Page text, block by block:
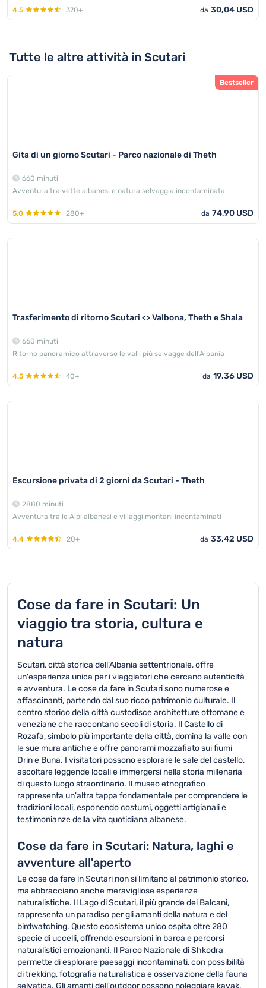
4.5 370+ da 30,04 USD
Tutte le altre attività in Scutari
Bestseller
Gita di un giorno Scutari - Parco nazionale di Theth
660 minuti
Avventura tra vette albanesi e natura selvaggia incontaminata
5.0 280+ da 74,90 USD
Trasferimento di ritorno Scutari <> Valbona, Theth e Shala
660 minuti
Ritorno panoramico attraverso le valli più selvagge dell'Albania
4.5 40+ da 19,36 USD
Escursione privata di 2 giorni da Scutari - Theth
2880 minuti
Avventura tra le Alpi albanesi e villaggi montani incontaminati
4.4 20+ da 33,42 USD
Cose da fare in Scutari: Un
viaggio tra storia, cultura e
natura
Scutari, città storica dell'Albania settentrionale, offre
un'esperienza unica per i viaggiatori che cercano autenticità
e avventura. Le cose da fare in Scutari sono numerose e
affascinanti, partendo dal suo ricco patrimonio culturale. Il
centro storico della città custodisce architetture ottomane e
veneziane che raccontano secoli di storia. Il Castello di
Rozafa, simbolo più importante della città, domina la valle con
le sue mura antiche e offre panorami mozzafiato sui fiumi
Drin e Buna. I visitatori possono esplorare le sale del castello,
ascoltare leggende locali e immergersi nella storia millenaria
di questo luogo straordinario. Il museo etnografico
rappresenta un'altra tappa fondamentale per comprendere le
tradizioni locali, esponendo costumi, oggetti artigianali e
testimonianze della vita quotidiana albanese.
Cose da fare in Scutari: Natura, laghi e
avventure all'aperto
Le cose da fare in Scutari non si limitano al patrimonio storico,
ma abbracciano anche meravigliose esperienze
naturalistiche. Il Lago di Scutari, il più grande dei Balcani,
rappresenta un paradiso per gli amanti della natura e del
birdwatching. Questo ecosistema unico ospita oltre 280
specie di uccelli, offrendo escursioni in barca e percorsi
naturalistici emozionanti. Il Parco Nazionale di Shkodra
permette di esplorare paesaggi incontaminati, con possibilità
di trekking, fotografia naturalistica e osservazione della fauna
selvatica. Gli amanti dell'outdoor possono noleggiare kayak,